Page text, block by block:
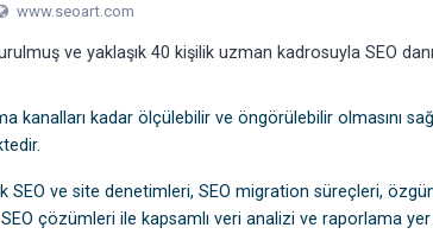
www.seoart.com
ve yaklaşık 40 kişilik uzman kadrosuyla SEO
kanalları kadar ölçülebilir ve öngörülebilir olmasını
SEO ve site denetimleri, SEO migration süreçleri,
çözümleri ile kapsamlı veri analizi ve raporlama